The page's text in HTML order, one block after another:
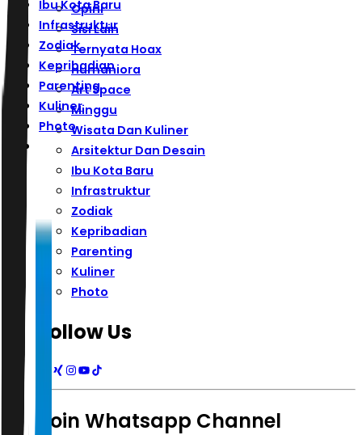
Ibu Kota Baru
Infrastruktur
Zodiak
Kepribadian
Parenting
Kuliner
Photo
Opini
Sisi Lain
Ternyata Hoax
Humaniora
Art Space
Minggu
Wisata Dan Kuliner
Arsitektur Dan Desain
Ibu Kota Baru
Infrastruktur
Zodiak
Kepribadian
Parenting
Kuliner
Photo
Follow Us
Join Whatsapp Channel